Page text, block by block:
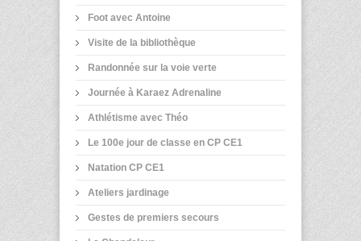
Foot avec Antoine
Visite de la bibliothèque
Randonnée sur la voie verte
Journée à Karaez Adrenaline
Athlétisme avec Théo
Le 100e jour de classe en CP CE1
Natation CP CE1
Ateliers jardinage
Gestes de premiers secours